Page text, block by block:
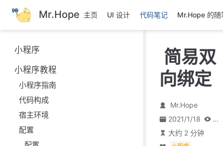
跳
至
主
要
內
容
Mr.Hope 主页 UI 设计 代码笔记 Mr.Hope 的随
小程序
小程序教程
小程序指南
代码构成
宿主环境
配置
简易双
向绑定
Mr.Hope
2021/1/18
...
大约 2 分钟